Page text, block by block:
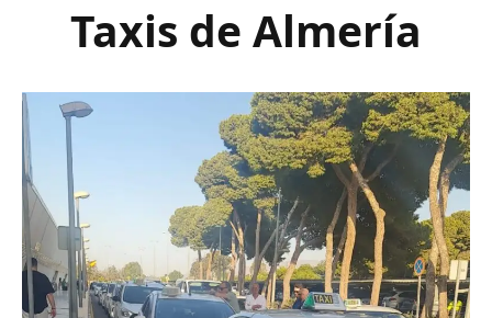
Taxis de Almería